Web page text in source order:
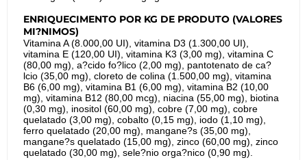
ENRIQUECIMENTO POR KG DE PRODUTO (VALORES
MI?NIMOS)
Vitamina A (8.000,00 UI), vitamina D3 (1.300,00 UI),
vitamina E (120,00 UI), vitamina K3 (3,00 mg), vitamina C
(80,00 mg), a?cido fo?lico (2,00 mg), pantotenato de ca?
lcio (35,00 mg), cloreto de colina (1.500,00 mg), vitamina
B6 (6,00 mg), vitamina B1 (6,00 mg), vitamina B2 (10,00
mg), vitamina B12 (80,00 mcg), niacina (55,00 mg), biotina
(0,30 mg), inositol (60,00 mg), cobre (7,00 mg), cobre
quelatado (3,00 mg), cobalto (0,15 mg), iodo (1,10 mg),
ferro quelatado (20,00 mg), mangane?s (35,00 mg),
mangane?s quelatado (15,00 mg), zinco (60,00 mg), zinco
quelatado (30,00 mg), sele?nio orga?nico (0,90 mg).